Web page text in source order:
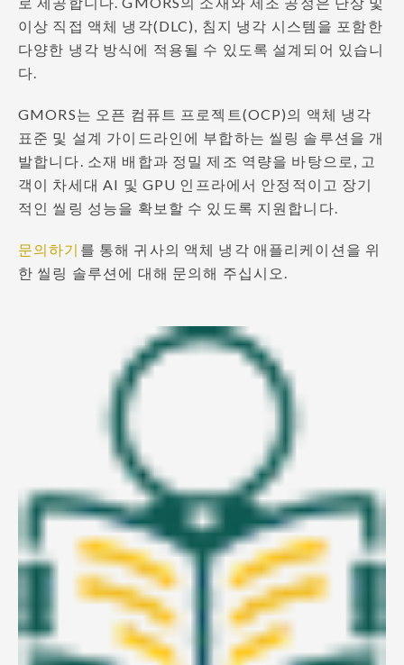
이상 직접 액체 냉각(DLC), 침지 냉각 시스템을 포함한
다양한 냉각 방식에 적용될 수 있도록 설계되어 있습니
다.
GMORS는 오픈 컴퓨트 프로젝트(OCP)의 액체 냉각
표준 및 설계 가이드라인에 부합하는 씰링 솔루션을 개
발합니다. 소재 배합과 정밀 제조 역량을 바탕으로, 고
객이 차세대 AI 및 GPU 인프라에서 안정적이고 장기
적인 씰링 성능을 확보할 수 있도록 지원합니다.
문의하기 를 통해 귀사의 액체 냉각 애플리케이션을 위
한 씰링 솔루션에 대해 문의해 주십시오.